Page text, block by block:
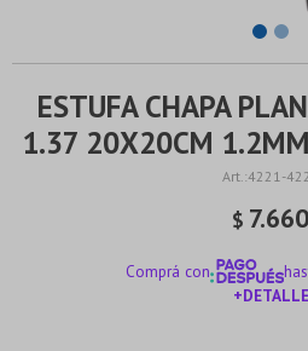
ESTUFA CHAPA
1.37 20X20CM
4221-
$ 7.660
Comprá con
+DETALLE